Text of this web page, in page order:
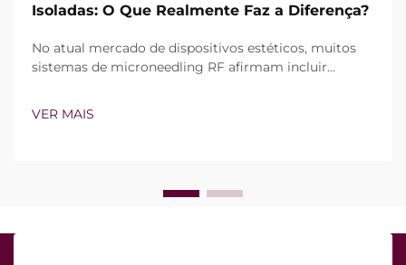
Isoladas: O Que Realmente Faz a Diferença?
No atual mercado de dispositivos estéticos, muitos
sistemas de microneedling RF afirmam incluir
recursos existem, mas sim como funcionam com
VER MAIS